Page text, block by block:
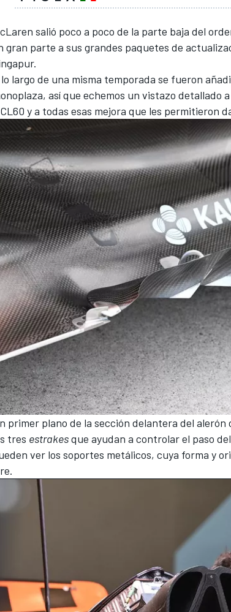
CATEGORÍAS
salió poco a poco de la parte baja del
gran parte a sus grandes paquetes de
.
lo largo de una misma temporada se fueron
así que echemos un vistazo detallado
y a todas esas mejora que les permitieron
primer plano de la sección delantera del
tres estrakesque ayudan a controlar el paso
ver los soportes metálicos, cuya forma y